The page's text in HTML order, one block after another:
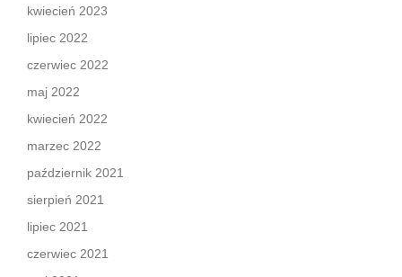
kwiecień 2023
lipiec 2022
czerwiec 2022
maj 2022
kwiecień 2022
marzec 2022
październik 2021
sierpień 2021
lipiec 2021
czerwiec 2021